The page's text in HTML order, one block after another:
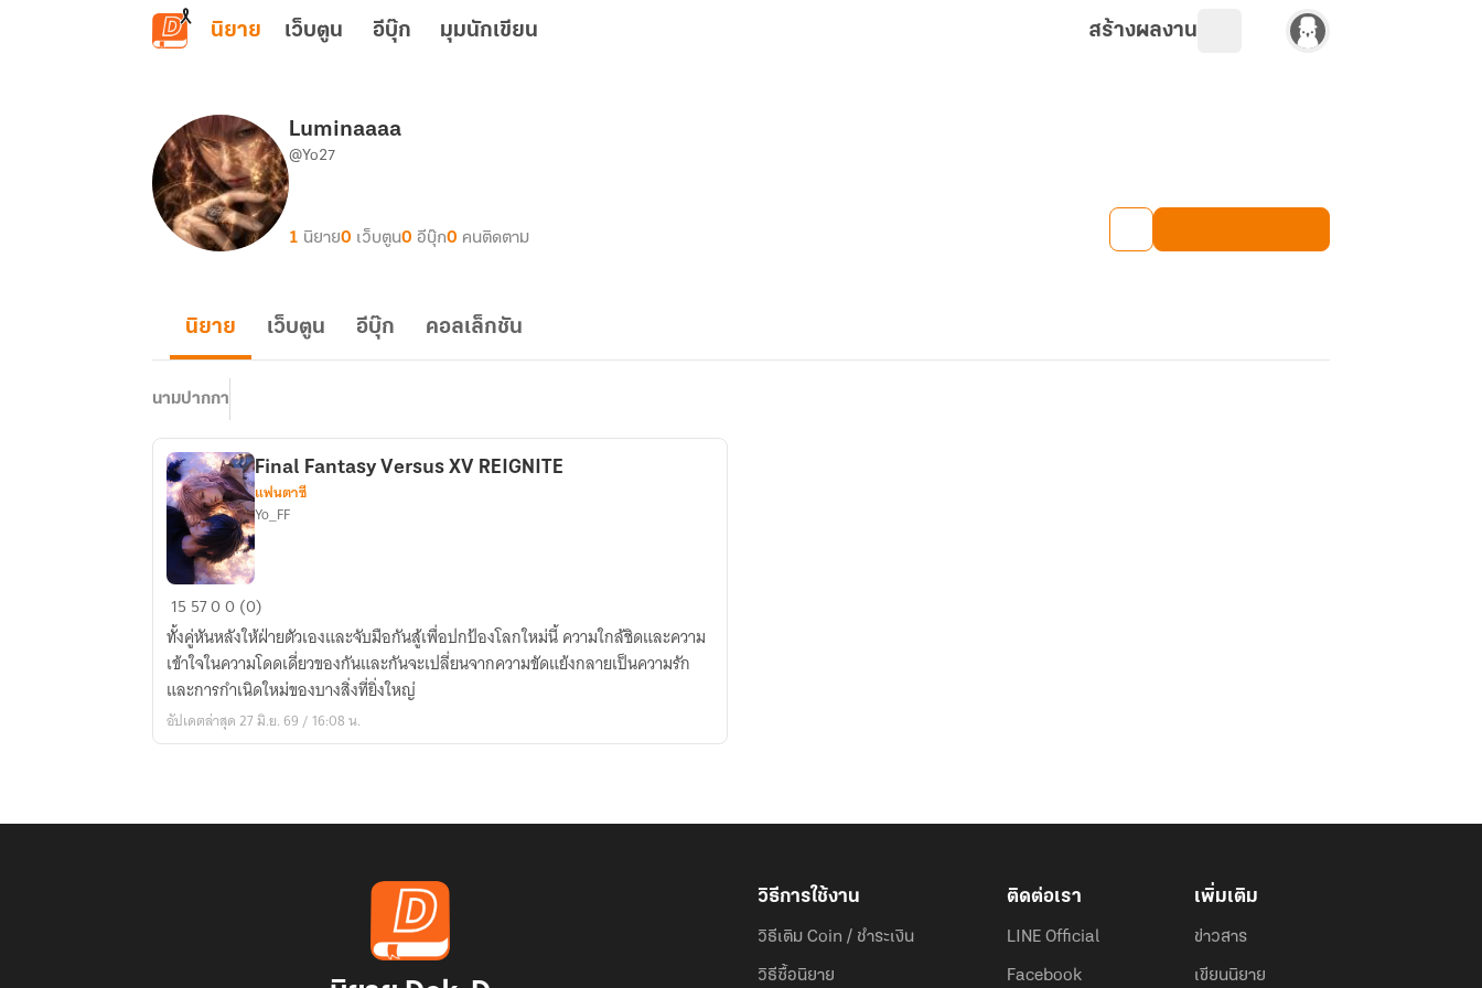
ข้ามไปยังเนื้อหาหลัก
นิยาย เว็บตูน อีบุ๊ก มุมนักเขียน สร้างผลงาน
Luminaaaa
@Yo27
1 นิยาย0 เว็บตูน0 อีบุ๊ก0 คนติดตาม
นิยาย เว็บตูน อีบุ๊ก คอลเล็กชัน
นามปากกา
Final
Fantasy
Versus
XV
REIGNITE
Final Fantasy Versus XV REIGNITE
แฟนตาซี
Yo_FF
15 5700 (0)
ทั้งคู่หันหลังให้ฝ่ายตัวเองและจับมือกันสู้เพื่อปกป้องโลกใหม่นี้ ความใกล้ชิดและความ
เข้าใจในความโดดเดี่ยวของกันและกันจะเปลี่ยนจากความขัดแย้งกลายเป็นความรัก
และการกำเนิดใหม่ของบางสิ่งที่ยิ่งใหญ่
อัปเดตล่าสุด 27 มิ.ย. 69 / 16:08 น.
วิธีการใช้งาน
วิธีเติม Coin / ชำระเงิน
วิธีซื้อนิยาย
ติดต่อเรา
LINE Official
Facebook
เพิ่มเติม
ข่าวสาร
เขียนนิยาย